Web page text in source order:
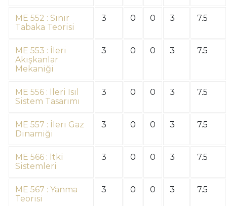
ME 552 : Sınır
Tabaka Teorisi
3 0 0 3 7.5
ME 553 : İleri
Akışkanlar
Mekaniği
3 0 0 3 7.5
ME 556 : İleri Isıl
Sistem Tasarımı
3 0 0 3 7.5
ME 557 : İleri Gaz
Dinamiği
3 0 0 3 7.5
ME 566 : İtki
Sistemleri
3 0 0 3 7.5
ME 567 : Yanma
Teorisi
3 0 0 3 7.5